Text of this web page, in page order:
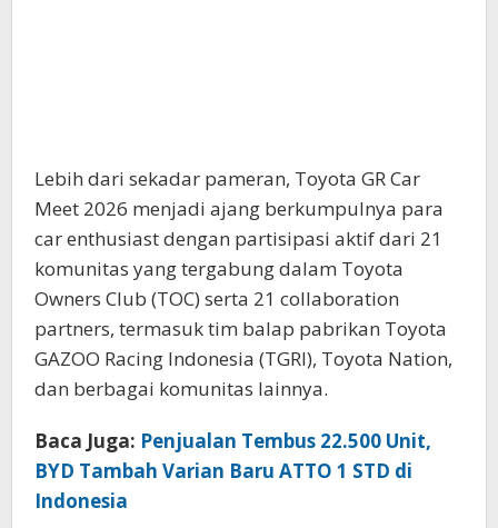
Lebih dari sekadar pameran, Toyota GR Car
Meet 2026 menjadi ajang berkumpulnya para
car enthusiast dengan partisipasi aktif dari 21
komunitas yang tergabung dalam Toyota
Owners Club (TOC) serta 21 collaboration
partners, termasuk tim balap pabrikan Toyota
GAZOO Racing Indonesia (TGRI), Toyota Nation,
dan berbagai komunitas lainnya.
Baca Juga: Penjualan Tembus 22.500 Unit,
BYD Tambah Varian Baru ATTO 1 STD di
Indonesia